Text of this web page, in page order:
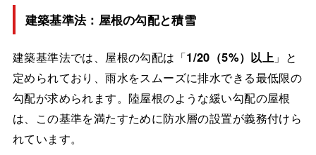
建築基準法：屋根の勾配と積雪
建築基準法では、屋根の勾配は「1/20（5%）以上 」と
定められており、雨水をスムーズに排水できる最低限の
勾配が求められます。陸屋根のような緩い勾配の屋根
は、この基準を満たすために防水層の設置が義務付けら
れています。